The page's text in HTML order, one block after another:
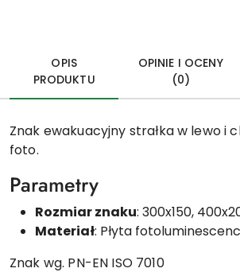
OPIS
PRODUKTU
OPINIE I OCENY
(0)
Znak ewakuacyjny strałka w lewo i
foto.
Parametry
Rozmiar znaku: 300x150,
Materiał: Płyta
Znak wg. PN-EN ISO 7010